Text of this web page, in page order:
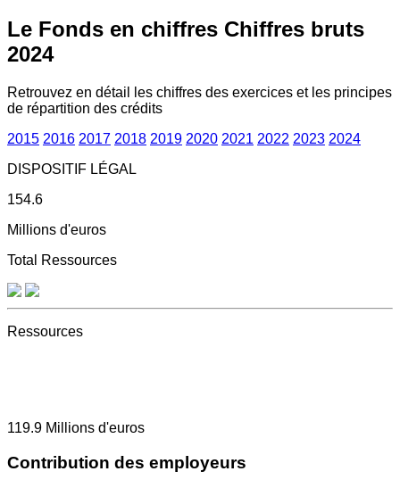
Le Fonds en chiffres Chiffres bruts
2024
Retrouvez en détail les chiffres des exercices et les principes
de répartition des crédits
2015 2016 2017 2018 2019 2020 2021 2022 2023 2024
DISPOSITIF LÉGAL
154.6
Millions d'euros
Total Ressources
Ressources
119.9 Millions d'euros
Contribution des employeurs